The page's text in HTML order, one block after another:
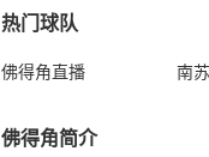
热门球队
佛得角直播 南
佛得角简介